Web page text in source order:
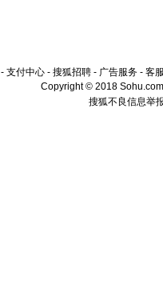
- 支付中心 - 搜狐招聘 - 广告服务 - 客
Copyright © 2018
搜狐不良信息举